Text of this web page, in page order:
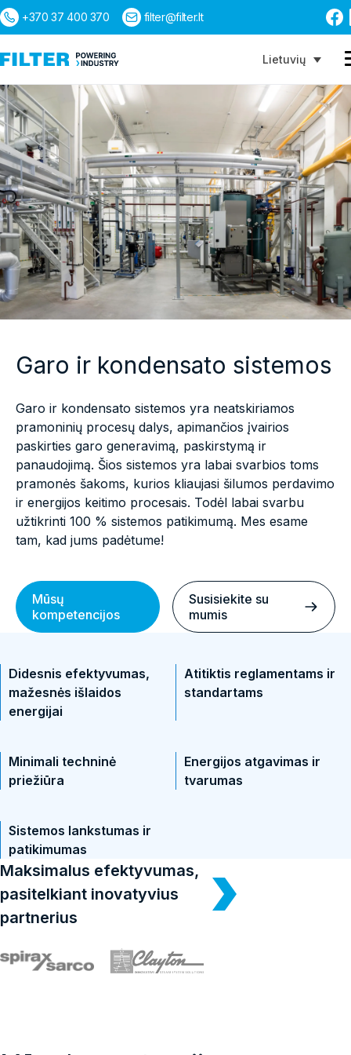
+370 37 400 370 filter@filter.lt
Lietuvių
Paieška
Garo ir kondensato sistemos
Garo ir kondensato sistemos yra neatskiriamos
pramoninių procesų dalys, apimančios įvairios
paskirties garo generavimą, paskirstymą ir
panaudojimą. Šios sistemos yra labai svarbios toms
pramonės šakoms, kurios kliaujasi šilumos perdavimo
ir energijos keitimo procesais. Todėl labai svarbu
užtikrinti 100 % sistemos patikimumą. Mes esame
tam, kad jums padėtume!
Mūsų
kompetencijos
Susisiekite su
mumis
Didesnis efektyvumas,
mažesnės išlaidos
energijai
Atitiktis reglamentams ir
standartams
Minimali techninė
priežiūra
Energijos atgavimas ir
tvarumas
Sistemos lankstumas ir
patikimumas
Maksimalus efektyvumas,
pasitelkiant inovatyvius
partnerius